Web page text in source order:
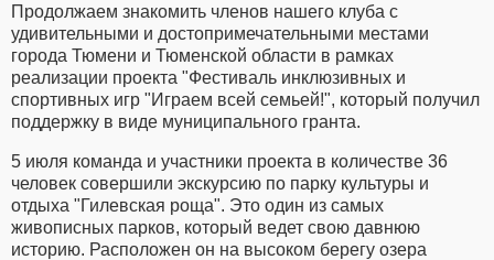
Продолжаем знакомить членов нашего клуба с
удивительными и достопримечательными местами
города Тюмени и Тюменской области в рамках
реализации проекта "Фестиваль инклюзивных и
спортивных игр "Играем всей семьей!", который получил
поддержку в виде муниципального гранта.
5 июля команда и участники проекта в количестве 36
человек совершили экскурсию по парку культуры и
отдыха "Гилевская роща". Это один из самых
живописных парков, который ведет свою давнюю
историю. Расположен он на высоком берегу озера